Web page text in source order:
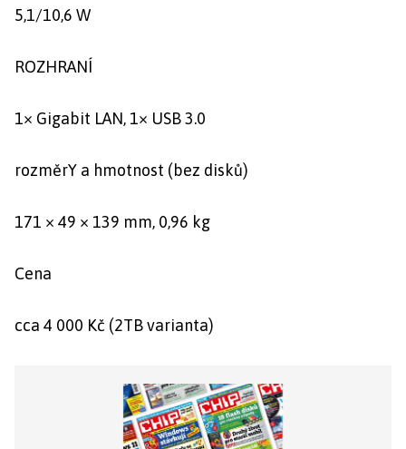
5,1/10,6 W
ROZHRANÍ
1× Gigabit LAN, 1× USB 3.0
rozměrY a hmotnost (bez disků)
171 × 49 × 139 mm, 0,96 kg
Cena
cca 4 000 Kč (2TB varianta)